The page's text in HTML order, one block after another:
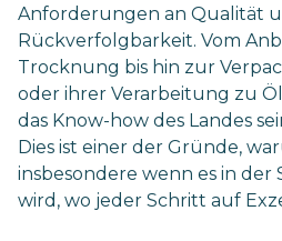
Anforderungen an Qualität
Rückverfolgbarkeit. Vom
Trocknung bis hin zur
oder ihrer Verarbeitung zu
das Know-how des Landes
Dies ist einer der Gründe,
insbesondere wenn es in der
wird, wo jeder Schritt auf